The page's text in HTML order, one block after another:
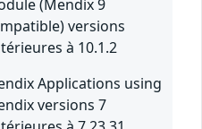
(Mendix 9
versions
à 10.1.2
Applications using
versions 7